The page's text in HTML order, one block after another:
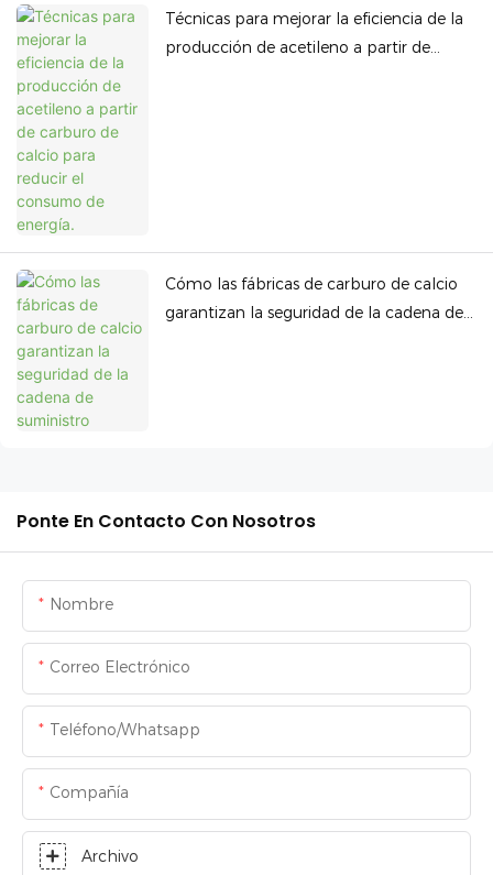
Técnicas para mejorar la eficiencia de la
producción de acetileno a partir de
Cómo las fábricas de carburo de calcio
garantizan la seguridad de la cadena de
Ponte En Contacto Con Nosotros
Nombre
Correo Electrónico
Teléfono/whatsapp
Compañía
Archivo